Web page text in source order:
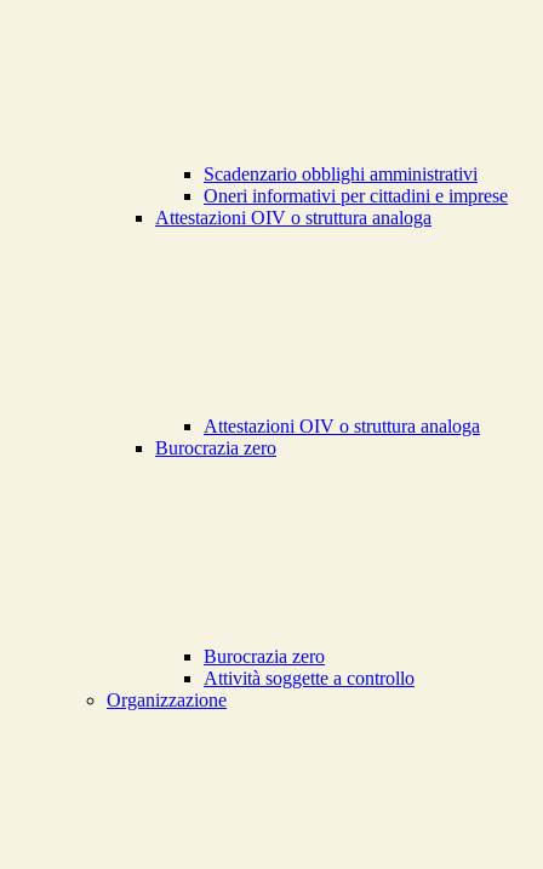
Scadenzario obblighi amministrativi
Oneri informativi per cittadini e imprese
Attestazioni OIV o struttura analoga
Attestazioni OIV o struttura analoga
Burocrazia zero
Burocrazia zero
Attività soggette a controllo
Organizzazione